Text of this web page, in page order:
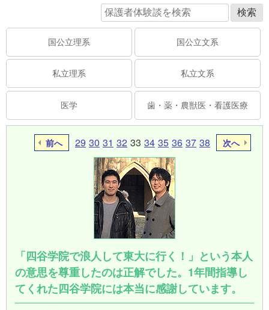
国公立理系 国公立文系
私立理系 私立文系
医学 歯・薬・農獣医・看護医療
前へ 29 30 31 32 33 34 35 36 37 38 次へ
「四谷学院で浪人して東大に行く！」という本人
の意思を尊重したのは正解でした。1年間指導し
てくれた四谷学院には本当に感謝しています。